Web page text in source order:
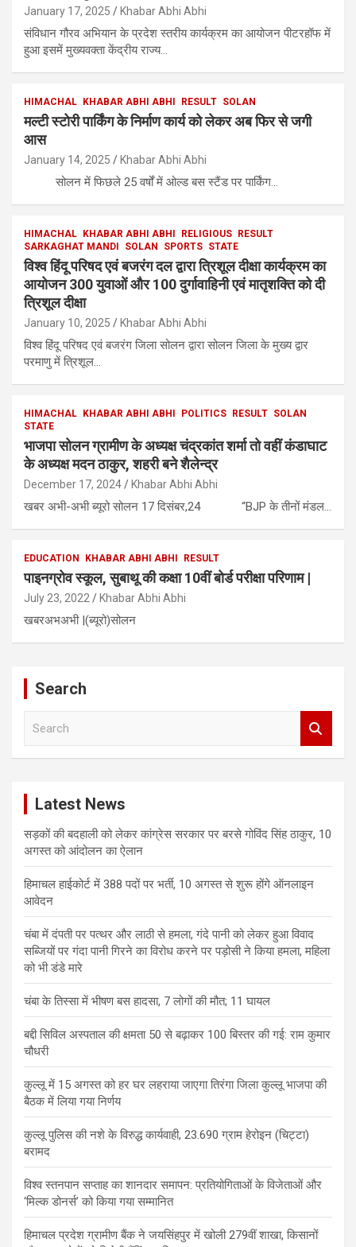
January 17, 2025 Khabar Abhi Abhi
संविधान गौरव अभियान के प्रदेश स्तरीय कार्यक्रम का आयोजन पीटरहॉफ में
हुआ इसमें मुख्यवक्ता केंद्रीय राज्य…
HIMACHAL KHABAR ABHI ABHI RESULT SOLAN
मल्टी स्टोरी पार्किंग के निर्माण कार्य को लेकर अब फिर से जगी
आस
January 14, 2025 Khabar Abhi Abhi
सोलन में फिछले 25 वर्षों में ओल्ड बस स्टैंड पर पार्किंग…
HIMACHAL KHABAR ABHI ABHI RELIGIOUS RESULT
SARKAGHAT MANDI
SOLAN SPORTS STATE
विश्व हिंदू परिषद एवं बजरंग दल द्वारा त्रिशूल दीक्षा कार्यक्रम का
आयोजन 300 युवाओं और 100 दुर्गावाहिनी एवं मातृशक्ति को दी
त्रिशूल दीक्षा
January 10, 2025 Khabar Abhi Abhi
विश्व हिंदू परिषद एवं बजरंग जिला सोलन द्वारा सोलन जिला के मुख्य द्वार
परमाणु में त्रिशूल…
HIMACHAL KHABAR ABHI ABHI POLITICS RESULT SOLAN
STATE
भाजपा सोलन ग्रामीण के अध्यक्ष चंद्रकांत शर्मा तो वहीं कंडाघाट
के अध्यक्ष मदन ठाकुर, शहरी बने शैलेन्द्र
December 17, 2024 Khabar Abhi Abhi
खबर अभी-अभी ब्यूरो सोलन 17 दिसंबर,24 “BJP के तीनों मंडल…
EDUCATION KHABAR ABHI ABHI RESULT
पाइनग्रोव स्कूल, सुबाथू की कक्षा 10वीं बोर्ड परीक्षा परिणाम |
July 23, 2022 Khabar Abhi Abhi
खबरअभअभी |(ब्यूरो)सोलन
Search
Latest News
सड़कों की बदहाली को लेकर कांग्रेस सरकार पर बरसे गोविंद सिंह ठाकुर, 10
अगस्त को आंदोलन का ऐलान
हिमाचल हाईकोर्ट में 388 पदों पर भर्ती, 10 अगस्त से शुरू होंगे ऑनलाइन
आवेदन
चंबा में दंपती पर पत्थर और लाठी से हमला, गंदे पानी को लेकर हुआ विवाद
सब्जियों पर गंदा पानी गिरने का विरोध करने पर पड़ोसी ने किया हमला, महिला
को भी डंडे मारे
चंबा के तिस्सा में भीषण बस हादसा, 7 लोगों की मौत; 11 घायल
बद्दी सिविल अस्पताल की क्षमता 50 से बढ़ाकर 100 बिस्तर की गई: राम कुमार
चौधरी
कुल्लू में 15 अगस्त को हर घर लहराया जाएगा तिरंगा जिला कुल्लू भाजपा की
बैठक में लिया गया निर्णय
कुल्लू पुलिस की नशे के विरुद्ध कार्यवाही, 23.690 ग्राम हेरोइन (चिट्टा)
बरामद
विश्व स्तनपान सप्ताह का शानदार समापन: प्रतियोगिताओं के विजेताओं और
‘मिल्क डोनर्स’ को किया गया सम्मानित
हिमाचल प्रदेश ग्रामीण बैंक ने जयसिंहपुर में खोली 279वीं शाखा, किसानों